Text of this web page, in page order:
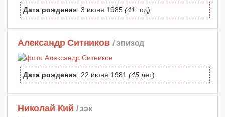
Дата рождения: 3 июня 1985 (41 год)
Александр Ситников / эпизод
Дата рождения: 22 июня 1981 (45 лет)
Николай Кий / зэк